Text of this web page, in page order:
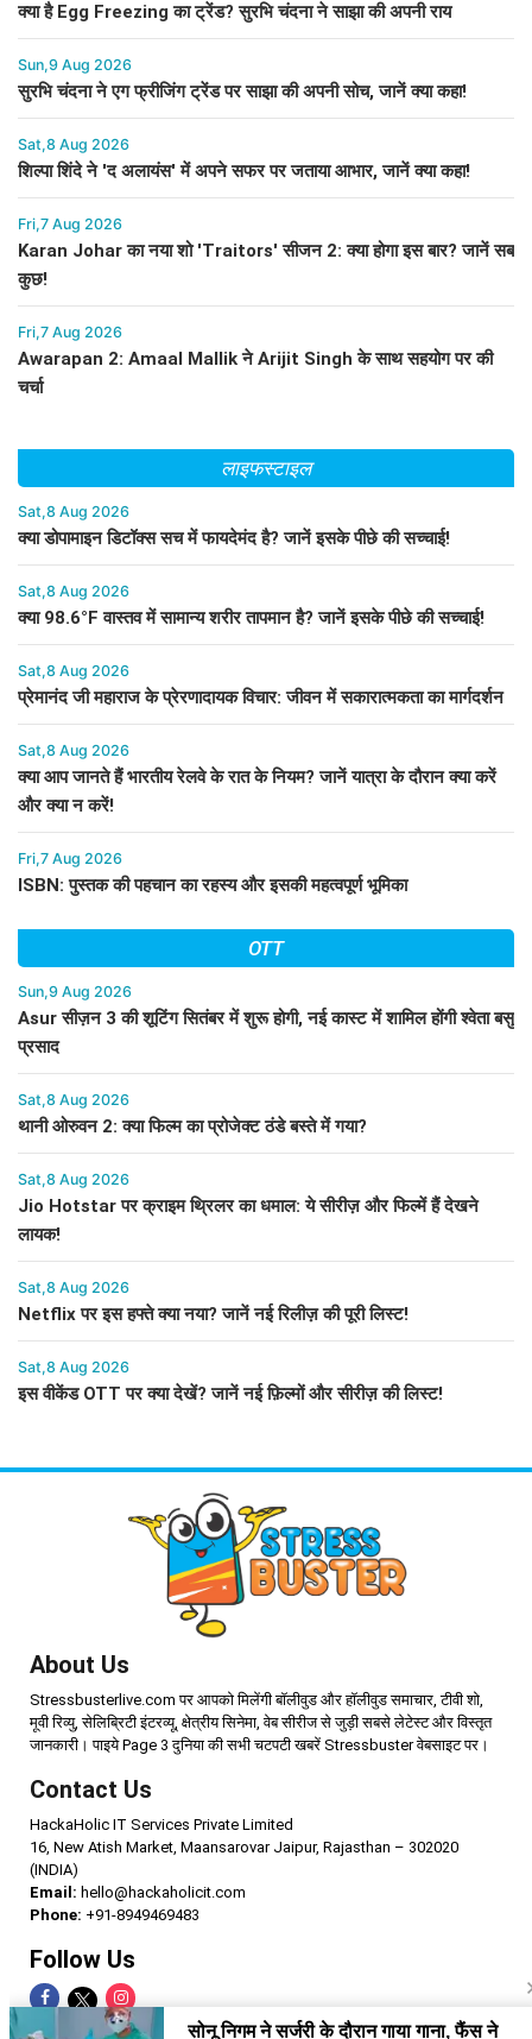
क्या है Egg Freezing का ट्रेंड? सुरभि चंदना ने साझा की अपनी राय
Sun,9 Aug 2026
सुरभि चंदना ने एग फ्रीजिंग ट्रेंड पर साझा की अपनी सोच, जानें क्या कहा!
Sat,8 Aug 2026
शिल्पा शिंदे ने 'द अलायंस' में अपने सफर पर जताया आभार, जानें क्या कहा!
Fri,7 Aug 2026
Karan Johar का नया शो 'Traitors' सीजन 2: क्या होगा इस बार? जानें सब
कुछ!
Fri,7 Aug 2026
Awarapan 2: Amaal Mallik ने Arijit Singh के साथ सहयोग पर की
चर्चा
लाइफस्टाइल
Sat,8 Aug 2026
क्या डोपामाइन डिटॉक्स सच में फायदेमंद है? जानें इसके पीछे की सच्चाई!
Sat,8 Aug 2026
क्या 98.6°F वास्तव में सामान्य शरीर तापमान है? जानें इसके पीछे की सच्चाई!
Sat,8 Aug 2026
प्रेमानंद जी महाराज के प्रेरणादायक विचार: जीवन में सकारात्मकता का मार्गदर्शन
Sat,8 Aug 2026
क्या आप जानते हैं भारतीय रेलवे के रात के नियम? जानें यात्रा के दौरान क्या करें
और क्या न करें!
Fri,7 Aug 2026
ISBN: पुस्तक की पहचान का रहस्य और इसकी महत्वपूर्ण भूमिका
OTT
Sun,9 Aug 2026
Asur सीज़न 3 की शूटिंग सितंबर में शुरू होगी, नई कास्ट में शामिल होंगी श्वेता बसु
प्रसाद
Sat,8 Aug 2026
थानी ओरुवन 2: क्या फिल्म का प्रोजेक्ट ठंडे बस्ते में गया?
Sat,8 Aug 2026
Jio Hotstar पर क्राइम थ्रिलर का धमाल: ये सीरीज़ और फिल्में हैं देखने
लायक!
Sat,8 Aug 2026
Netflix पर इस हफ्ते क्या नया? जानें नई रिलीज़ की पूरी लिस्ट!
Sat,8 Aug 2026
इस वीकेंड OTT पर क्या देखें? जानें नई फ़िल्मों और सीरीज़ की लिस्ट!
About Us
Stressbusterlive.com पर आपको मिलेंगी बॉलीवुड और हॉलीवुड समाचार, टीवी शो,
मूवी रिव्यु, सेलिब्रिटी इंटरव्यू, क्षेत्रीय सिनेमा, वेब सीरीज से जुड़ी सबसे लेटेस्ट और विस्तृत
जानकारी। पाइये Page 3 दुनिया की सभी चटपटी खबरें Stressbuster वेबसाइट पर।
Contact Us
HackaHolic IT Services Private Limited
16, New Atish Market, Maansarovar Jaipur, Rajasthan – 302020
(INDIA)
Email: hello@hackaholicit.com
Phone: +91-8949469483
Follow Us